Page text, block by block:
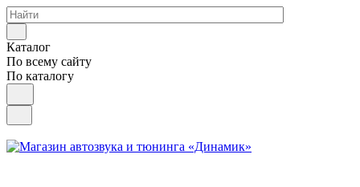
Каталог
По всему сайту
По каталогу